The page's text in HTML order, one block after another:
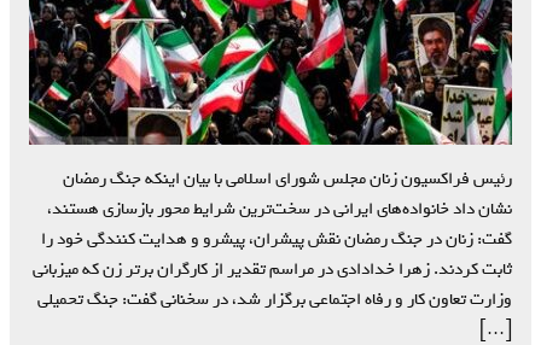
رئیس فراکسیون زنان مجلس شورای اسلامی با بیان اینکه جنگ رمضان
نشان داد خانواده‌های ایرانی در سخت‌ترین شرایط محور بازسازی‌ هستند،
گفت: زنان در جنگ رمضان نقش پیشران، پیشرو و هدایت کنندگی خود را
ثابت کردند. زهرا خدادادی در مراسم تقدیر از کارگران برتر زن که میزبانی
وزارت تعاون کار و رفاه اجتماعی برگزار شد، در سخنانی گفت: جنگ تحمیلی
[…]